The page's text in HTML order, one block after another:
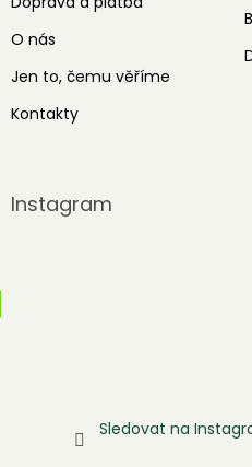
O nás
Jen to, čemu věříme
Kontakty
Instagram
Sledovat na